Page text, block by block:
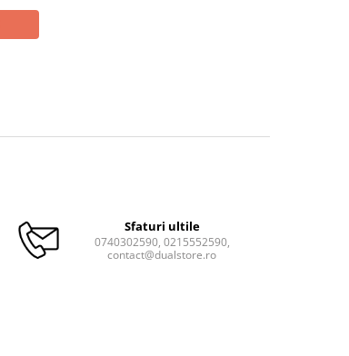
Sfaturi ultile
0740302590, 0215552590,
contact@dualstore.ro